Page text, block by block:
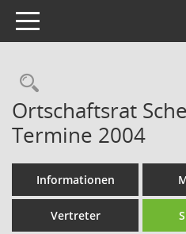
Toggle navigation
Ortschaftsrat
Termine 2004
Informationen
Vertreter